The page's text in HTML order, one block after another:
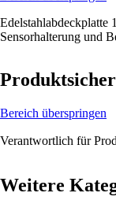
Edelstahlabdeckplatte
Sensorhalterung und
Bereich überspringen
Verantwortlich für
Weitere